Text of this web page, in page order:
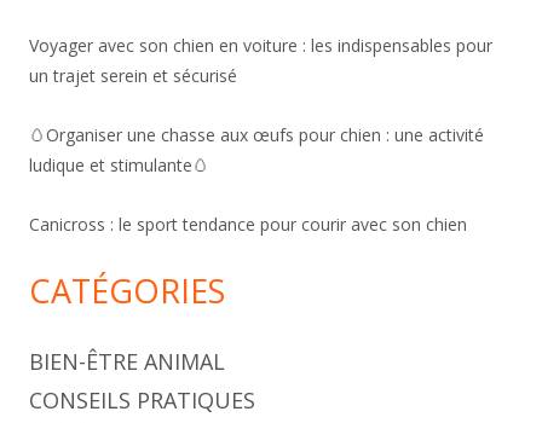
Voyager avec son chien en voiture : les indispensables pour
un trajet serein et sécurisé
🥚Organiser une chasse aux œufs pour chien : une activité
ludique et stimulante🥚
Canicross : le sport tendance pour courir avec son chien
CATÉGORIES
BIEN-ÊTRE ANIMAL
CONSEILS PRATIQUES